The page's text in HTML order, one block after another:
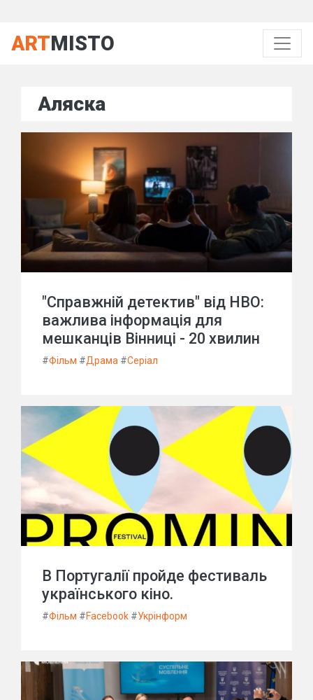
ARTMISTO
Аляска
"Справжній детектив" від HBO:
важлива інформація для
мешканців Вінниці - 20 хвилин
#Фільм #Драма #Серіал
В Португалії пройде фестиваль
українського кіно.
#Фільм #Facebook #Укрінформ